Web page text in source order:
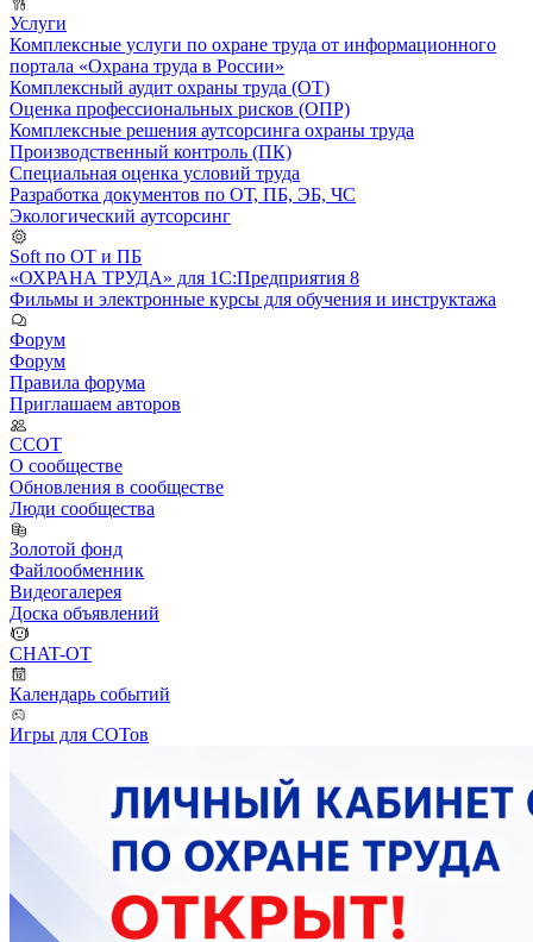
Услуги
Комплексные услуги по охране труда от информационного
портала «Охрана труда в России»
Комплексный аудит охраны труда (ОТ)
Оценка профессиональных рисков (ОПР)
Комплексные решения аутсорсинга охраны труда
Производственный контроль (ПК)
Специальная оценка условий труда
Разработка документов по ОТ, ПБ, ЭБ, ЧС
Экологический аутсорсинг
Soft по ОТ и ПБ
«ОХРАНА ТРУДА» для 1С:Предприятия 8
Фильмы и электронные курсы для обучения и инструктажа
Форум
Форум
Правила форума
Приглашаем авторов
ССОТ
О сообществе
Обновления в сообществе
Люди сообщества
Золотой фонд
Файлообменник
Видеогалерея
Доска объявлений
CHAT-OT
Календарь событий
Игры для СОТов